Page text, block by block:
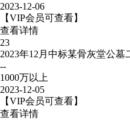
2023-12-06
【VIP会员可查看】
查看详情
23
2023年12月中标某骨灰堂公
--
1000万以上
2023-12-05
【VIP会员可查看】
查看详情